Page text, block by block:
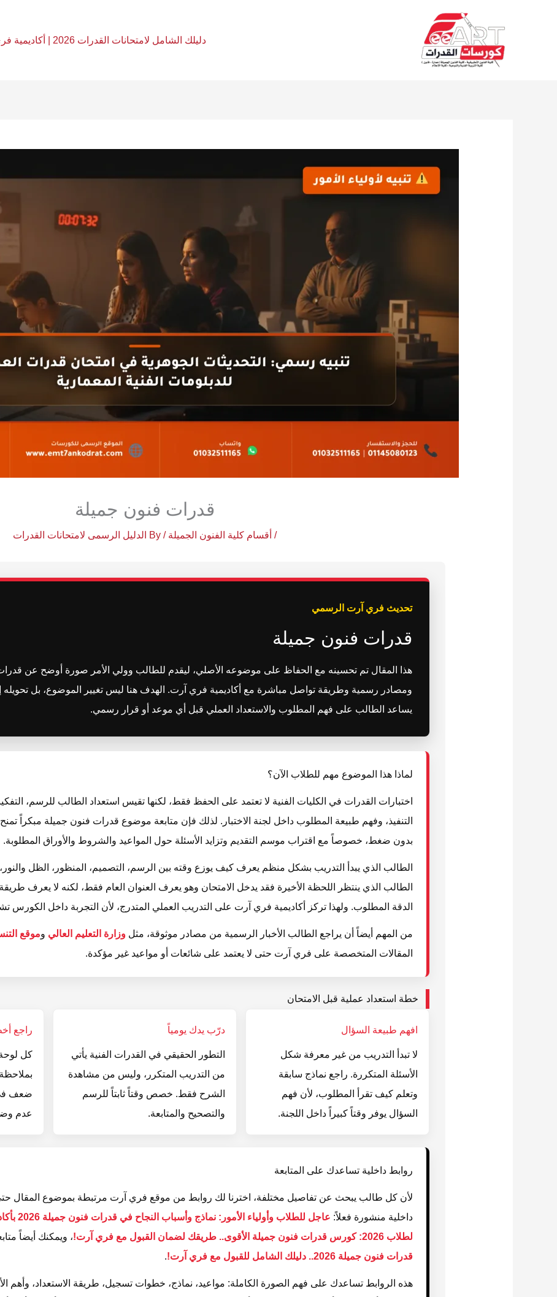
دليلك الشامل لامتحانات القدرات 2026 | أكاديمية فري آرت
قدرات فنون جميلة
/ أقسام كلية الفنون الجميلة / By الدليل الرسمى لامتحانات القدرات
تحديث فري آرت الرسمي
قدرات فنون جميلة
هذا المقال تم تحسينه مع الحفاظ على موضوعه الأصلي، ليقدم للطالب وولي الأمر صورة أوضح عن
ومصادر رسمية وطريقة تواصل مباشرة مع أكاديمية فري آرت. الهدف هنا ليس تغيير الموضوع، بل
يساعد الطالب على فهم المطلوب والاستعداد العملي قبل أي موعد أو قرار رسمي.
لماذا هذا الموضوع مهم للطلاب الآن؟
اختبارات القدرات في الكليات الفنية لا تعتمد على الحفظ فقط، لكنها تقيس استعداد الطالب للرسم،
التنفيذ، وفهم طبيعة المطلوب داخل لجنة الاختبار. لذلك فإن متابعة موضوع قدرات فنون جميلة مبكراً
بدون ضغط، خصوصاً مع اقتراب موسم التقديم وتزايد الأسئلة حول المواعيد والشروط والأوراق المطلوبة.
الطالب الذي يبدأ التدريب بشكل منظم يعرف كيف يوزع وقته بين الرسم، التصميم، المنظور، الظل
الطالب الذي ينتظر اللحظة الأخيرة فقد يدخل الامتحان وهو يعرف العنوان العام فقط، لكنه لا يعرف
الدقة المطلوب. ولهذا تركز أكاديمية فري آرت على التدريب العملي المتدرج، لأن التجربة داخل الكورس تشبه
من المهم أيضاً أن يراجع الطالب الأخبار الرسمية من مصادر موثوقة، مثل وزارة التعليم العالي وموقع
المقالات المتخصصة على فري آرت حتى لا يعتمد على شائعات أو مواعيد غير مؤكدة.
خطة استعداد عملية قبل الامتحان
افهم طبيعة السؤال
لا تبدأ التدريب من غير معرفة شكل
الأسئلة المتكررة. راجع نماذج سابقة
وتعلم كيف تقرأ المطلوب، لأن فهم
السؤال يوفر وقتاً كبيراً داخل اللجنة.
درّب يدك يومياً
التطور الحقيقي في القدرات الفنية يأتي
من التدريب المتكرر، وليس من مشاهدة
الشرح فقط. خصص وقتاً ثابتاً للرسم
والتصحيح والمتابعة.
راجع
كل
ضعف في
عدم
روابط داخلية تساعدك على المتابعة
لأن كل طالب يبحث عن تفاصيل مختلفة، اخترنا لك روابط من موقع فري آرت مرتبطة بموضوع المقال
داخلية منشورة فعلاً: عاجل للطلاب وأولياء الأمور: نماذج وأسباب النجاح في قدرات فنون جميلة 2026 بأكاديمية فري آرت!
لطلاب 2026: كورس قدرات فنون جميلة الأقوى.. طريقك لضمان القبول مع فري آرت!
، ويمكنك أيضاً
قدرات فنون جميلة 2026.. دليلك الشامل للقبول مع فري آرت!
.
هذه الروابط تساعدك على فهم الصورة الكاملة: مواعيد، نماذج، خطوات تسجيل، طريقة الاستعداد، وأهم